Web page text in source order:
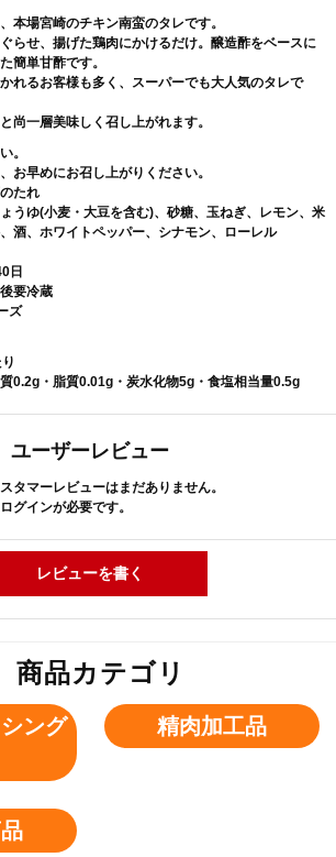
本場宮崎のチキン南蛮のタレです。
らせ、揚げた鶏肉にかけるだけ。醸造酢をベースに
簡単甘酢です。
れるお客様も多く、スーパーでも大人気のタレで
尚一層美味しく召し上がれます。
。
お早めにお召し上がりください。
たれ
うゆ(小麦・大豆を含む)、砂糖、玉ねぎ、レモン、米
酒、ホワイトペッパー、シナモン、ローレル
日
要冷蔵
ズ
0.2g・脂質0.01g・炭水化物5g・食塩相当量0.5g
ユーザーレビュー
タマーレビューはまだありません。
ログインが必要です。
レビューを書く
商品カテゴリ
ング
精肉加工品